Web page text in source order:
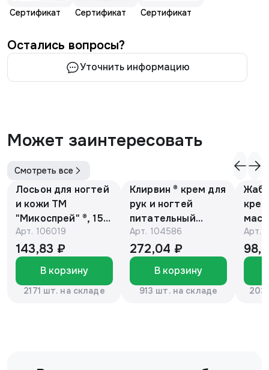
Сертификат Сертификат Сертификат
Остались вопросы?
Уточнить информацию
Может заинтересовать
Смотреть все
Лосьон для ногтей
и кожи ТМ
"Микоспрей" ®, 15
мл
Арт. 106019
143,83 ₽
В корзину
2171 шт. на складе
Клирвин ® крем для
рук и ногтей
питательный
против
гиперпигментации
для осветления
кожи 75 г
Арт. 104586
272,04 ₽
В корзину
913 шт. на складе
Арт.